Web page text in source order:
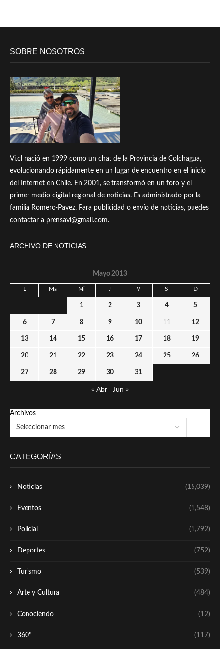
SOBRE NOSOTROS
Vi.cl nació en 1999 como un chat de la Provincia de Colchagua,
evolucionando rápidamente en un lugar de encuentro en el inicio
del Internet en Chile. En 2001, se transformó en un foro y el
primer medio digital regional de noticias. Es administrado por la
familia Romero-Pavez. Para publicidad o envío de noticias, puedes
contactar a prensavi@gmail.com.
ARCHIVO DE NOTICIAS
Mayo 2013
L Ma Mi J V S D
1 2 3 4 5
6 7 8 9 10 11 12
13 14 15 16 17 18 19
20 21 22 23 24 25 26
27 28 29 30 31
« Abr Jun »
Archivos
CATEGORÍAS
Noticias (15,039)
Eventos (1,548)
Policial (1,792)
Deportes (752)
Turismo (539)
Arte y Cultura (484)
Conociendo (12)
360º (117)